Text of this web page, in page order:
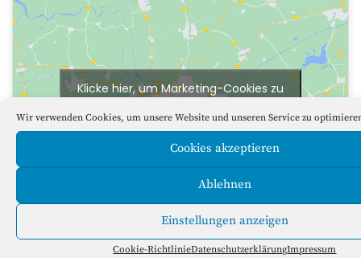
Wir verwenden Cookies, um unsere Website und unseren Service zu
Cookies akzeptieren
Ablehnen
Einstellungen anzeigen
Cookie-RichtlinieDatenschutzerklärungImpressum
Klicke hier, um Marketing-Cookies zu
aktivieren